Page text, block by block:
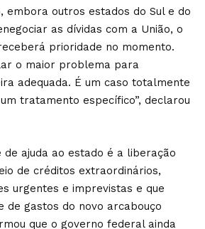
embora outros estados do Sul e do
as dívidas com a União, o
prioridade no momento.
o maior problema para
adequada. É um caso totalmente
tratamento específico”, declarou
de ajuda ao estado é a liberação
de créditos extraordinários,
urgentes e imprevistas e que
de gastos do novo arcabouço
que o governo federal ainda